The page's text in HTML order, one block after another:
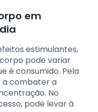
em
estimulantes,
pode variar
é consumido. Pela
a combater a
No
pode levar à